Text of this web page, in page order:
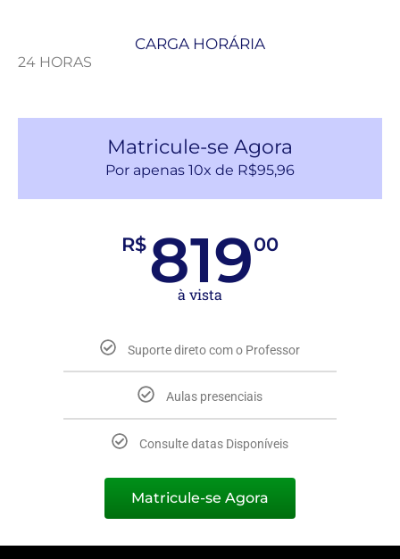
CARGA HORÁRIA
24 HORAS
Matricule-se Agora
Por apenas 10x de R$95,96
R$ 81900
à vista
Suporte direto com o Professor
Aulas presenciais
Consulte datas Disponíveis
Matricule-se Agora